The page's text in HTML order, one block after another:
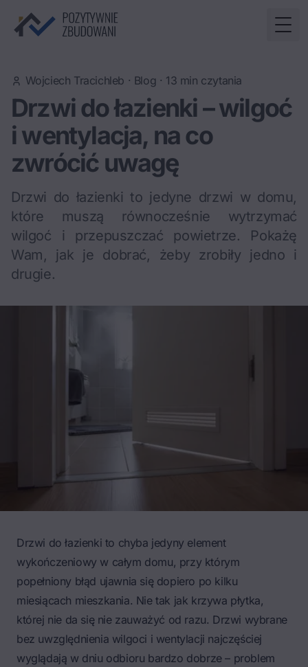
Wojciech Tracichleb · Blog · 13 min czytania
Drzwi do łazienki – wilgoć
i wentylacja, na co
zwrócić uwagę
Drzwi do łazienki to jedyne drzwi w domu,
które muszą równocześnie wytrzymać
wilgoć i przepuszczać powietrze. Pokażę
Wam, jak je dobrać, żeby zrobiły jedno i
drugie.
Drzwi do łazienki to chyba jedyny element
wykończeniowy w całym domu, przy którym
popełniony błąd ujawnia się dopiero po kilku
miesiącach mieszkania. Nie tak jak krzywa płytka,
której nie da się nie zauważyć od razu. Drzwi wybrane
bez uwzględnienia wilgoci i wentylacji najczęściej
wyglądają w dniu odbioru bardzo dobrze – problem